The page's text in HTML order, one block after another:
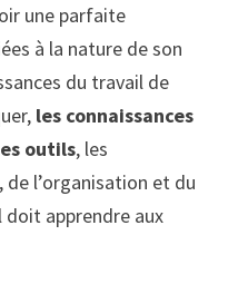
une parfaite
à la nature de son
du travail de
les connaissances
outils, les
l’organisation et du
apprendre aux